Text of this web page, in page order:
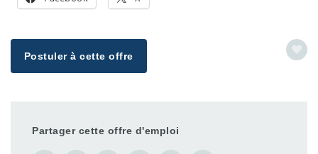
Postuler à cette offre
Partager cette offre d'emploi